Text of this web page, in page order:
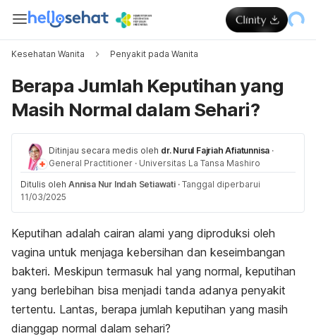
Kesehatan Wanita Penyakit pada Wanita
Berapa Jumlah Keputihan yang
Masih Normal dalam Sehari?
Ditinjau secara medis oleh dr. Nurul Fajriah Afiatunnisa ·
General Practitioner · Universitas La Tansa Mashiro
Ditulis oleh Annisa Nur Indah Setiawati · Tanggal diperbarui
11/03/2025
Keputihan adalah cairan alami yang diproduksi oleh
vagina untuk menjaga kebersihan dan keseimbangan
bakteri. Meskipun termasuk hal yang normal, keputihan
yang berlebihan bisa menjadi tanda adanya penyakit
tertentu. Lantas, berapa jumlah keputihan yang masih
dianggap normal dalam sehari?